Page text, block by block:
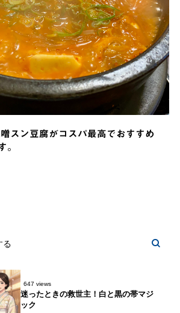
スン豆腐がコスパ最高でおすすめ
。
647 views
迷ったときの救世主！白と黒の帯マジ
ック